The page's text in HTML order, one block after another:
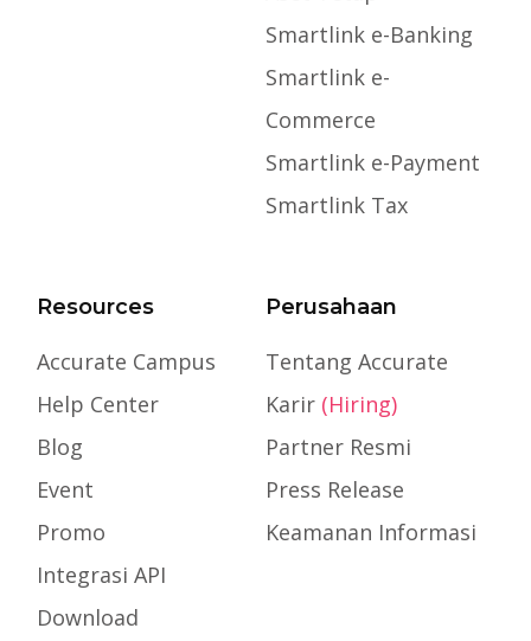
Smartlink e-Banking
Smartlink e-
Commerce
Smartlink e-Payment
Smartlink Tax
Resources
Accurate Campus
Help Center
Blog
Event
Promo
Integrasi API
Download
Perusahaan
Tentang Accurate
Karir (Hiring)
Partner Resmi
Press Release
Keamanan Informasi